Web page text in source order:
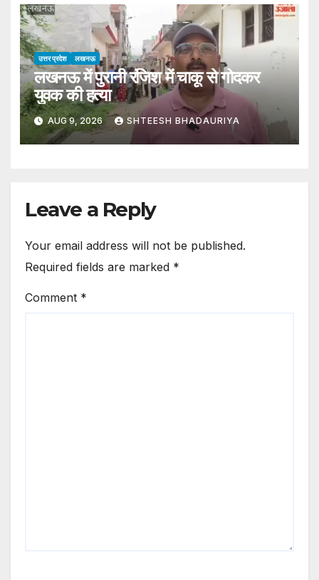
Father And Brother Nabbed
Accused
उत्तर प्रदेश लखनऊ
लखनऊ में पुरानी रंजिश में चाकू से गोदकर
युवक की हत्या
AUG 9, 2026 SHTEESH BHADAURIYA
Leave a Reply
Your email address will not be published.
Required fields are marked *
Comment *